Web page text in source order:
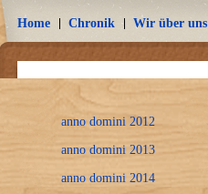
Home Chronik Wir über uns
anno domini 2012
anno domini 2013
anno domini 2014